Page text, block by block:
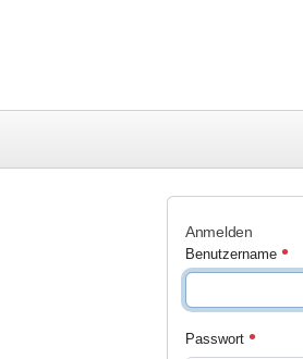
Anmelden
Benutzername
Passwort